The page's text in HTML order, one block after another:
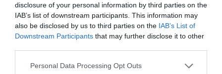
disclosure of your personal information by third parties on the
IAB’s list of downstream participants. This information may
also be disclosed by us to third parties on the IAB’s List of
Downstream Participants that may further disclose it to other
Please note that this website/app uses one or more Google
Personal Data Processing Opt Outs
σε όλο τον κόσμο θα πρέπει να εξελιχθούν
και να προσαρμοστούν προκειμένου να
λειτουργήσουν σε αυτή τη νέα εποχή. Οι
εξελίξεις είναι συνεχείς και κανένας
οργανισμός δεν έχει ανοσία στις